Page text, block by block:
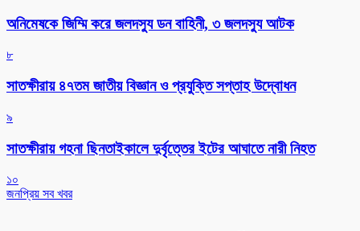
অনিমেষকে জিম্মি করে জলদস্যু ডন বাহিনী, ৩ জলদস্যু আটক
৮
সাতক্ষীরায় ৪৭তম জাতীয় বিজ্ঞান ও প্রযুক্তি সপ্তাহ উদ্বোধন
৯
সাতক্ষীরায় গহনা ছিনতাইকালে দুর্বৃত্তের ইটের আঘাতে নারী নিহত
১০
জনপ্রিয় সব খবর